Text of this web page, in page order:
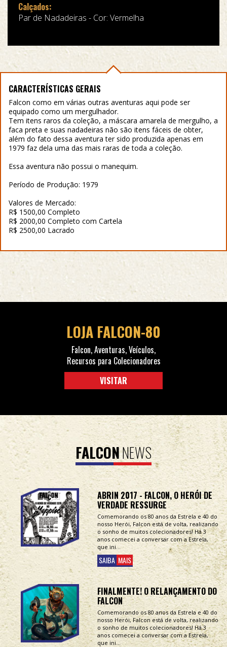
Calçados:
Par de Nadadeiras - Cor: Vermelha
CARACTERÍSTICAS GERAIS
Falcon como em várias outras aventuras aqui pode ser
equipado como um mergulhador.
Tem itens raros da coleção, a máscara amarela de mergulho, a
faca preta e suas nadadeiras não são itens fáceis de obter,
além do fato dessa aventura ter sido produzida apenas em
1979 faz dela uma das mais raras de toda a coleção.
Essa aventura não possui o manequim.
Período de Produção: 1979
Valores de Mercado:
R$ 1500,00 Completo
R$ 2000,00 Completo com Cartela
R$ 2500,00 Lacrado
LOJA FALCON-80
Falcon, Aventuras, Veículos,
Recursos para Colecionadores
VISITAR
FALCONNEWS
ABRIN 2017 - FALCON, O HERÓI DE
VERDADE RESSURGE
Comemorando os 80 anos da Estrela e 40 do
nosso Herói, Falcon está de volta, realizando
o sonho de muitos colecionadores! Há 3
anos comecei a conversar com a Estrela,
que ini...
SAIBA MAIS
FINALMENTE! O RELANÇAMENTO DO
FALCON
Comemorando os 80 anos da Estrela e 40 do
nosso Herói, Falcon está de volta, realizando
o sonho de muitos colecionadores! Há 3
anos comecei a conversar com a Estrela,
que ini...